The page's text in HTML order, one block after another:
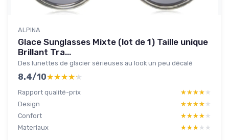
ALPINA
Glace Sunglasses Mixte (lot de 1) Taille unique
Brillant Tra...
Des lunettes de glacier sérieuses au look un peu décalé
8.4/10★★★★★
★★★★★
Rapport qualité-prix ★★★★★
★★★★★
Design
★★★★★
★★★★★
Confort
★★★★★
★★★★★
Materiaux
★★★★★
★★★★★